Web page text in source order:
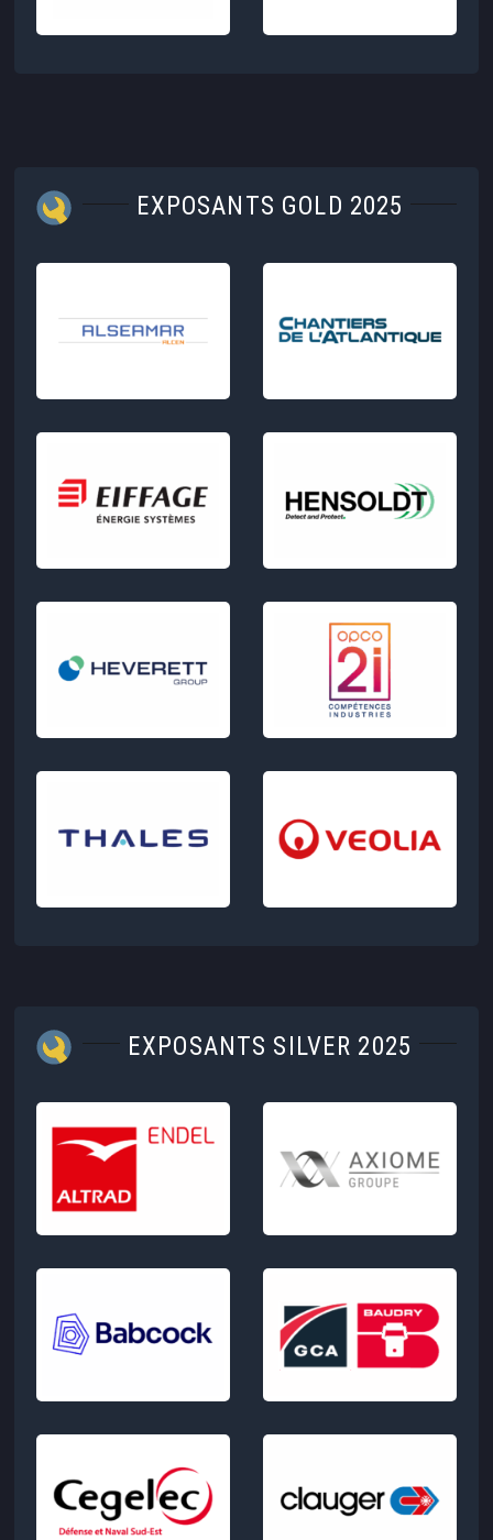
EXPOSANTS GOLD 2025
EXPOSANTS SILVER 2025